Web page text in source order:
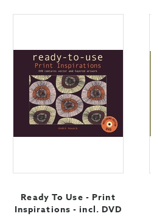
Ready To Use - Print
Inspirations - incl. DVD